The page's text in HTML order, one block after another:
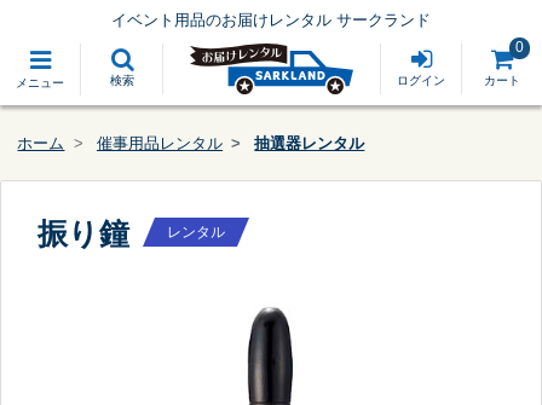
メニュー 検索
イベント用品のお届けレンタル サークランド
ログイン カート
0
ホーム 催事用品レンタル 抽選器レンタル
振り鐘 レンタル